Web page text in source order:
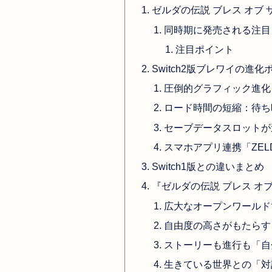
ゼルダの伝説 ブレス オブ
同時期に発売される注
注目ポイント
Switch2版ブレワイの進化
圧倒的グラフィック進
ロード時間の短縮：待
セーブデータスロット
スマホアプリ連携「
Switch1版との違いまとめ
『ゼルダの伝説 ブレス オ
広大なオープンワール
自由度の高さがもたら
ストーリーも進行も「
生きている世界との「